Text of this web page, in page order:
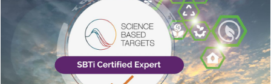
Entegre & Sürdürülebilirlik
Raporlamaları
Bursa‘da kurulmuş olanSachi Danışmanlık;
sürdürülebilirlikveESG modelleme